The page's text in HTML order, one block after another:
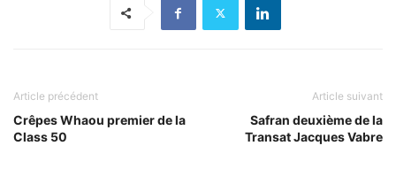
Article précédent
Crêpes Whaou premier de la
Class 50
Article suivant
Safran deuxième de la
Transat Jacques Vabre